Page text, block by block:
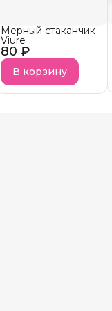
80 ₽
Мерный стаканчик
Viure
В корзину